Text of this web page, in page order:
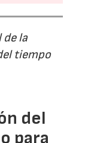
de la
tiempo
del
para